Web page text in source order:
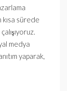
kısa sürede
medya
yaparak,